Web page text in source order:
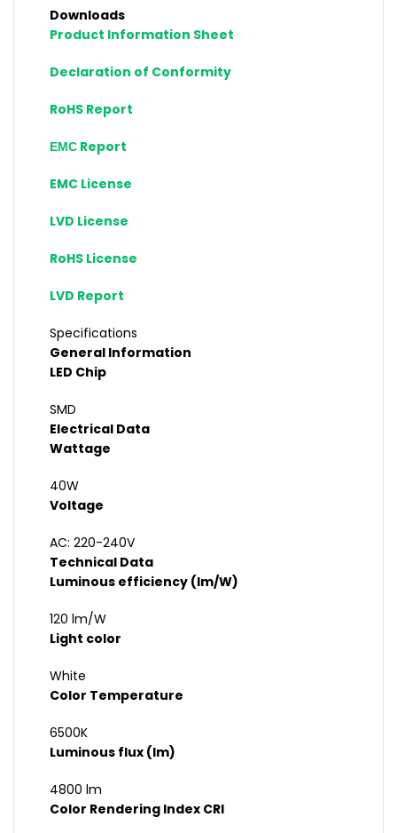
Downloads
Product Information Sheet
Declaration of Conformity
RoHS Report
ЕМС Report
EMC License
LVD License
RoHS License
LVD Report
Specifications
General Information
LED Chip
SMD
Electrical Data
Wattage
40W
Voltage
AC: 220-240V
Technical Data
Luminous efficiency (lm/W)
120 lm/W
Light color
White
Color Temperature
6500K
Luminous flux (lm)
4800 lm
Color Rendering Index CRI